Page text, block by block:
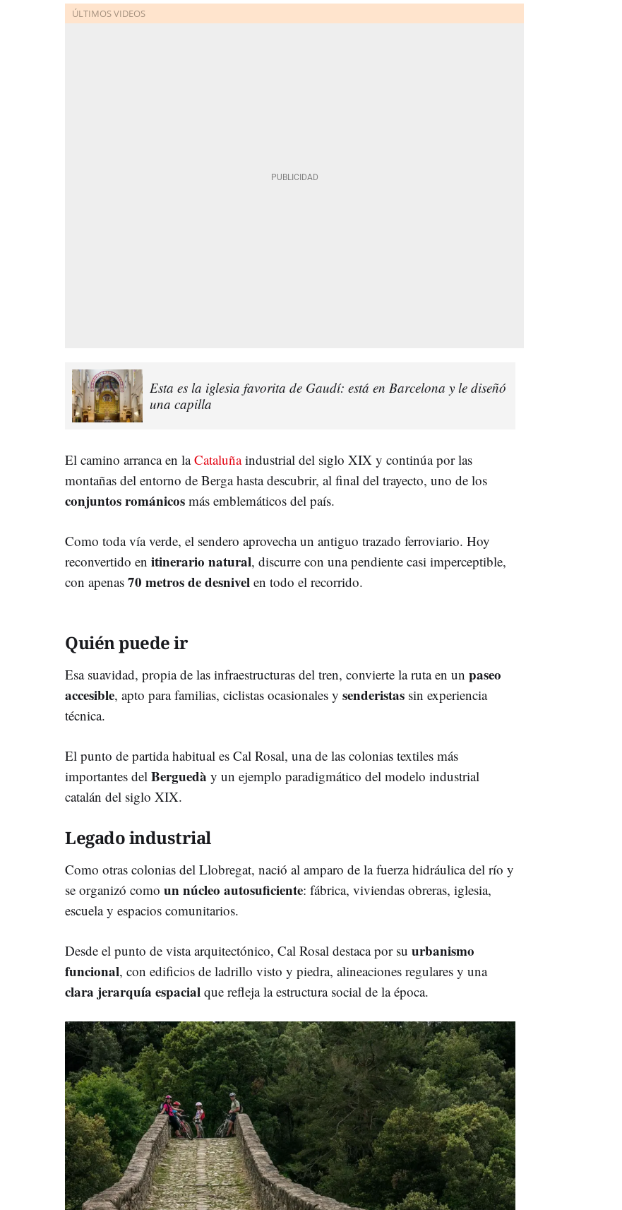
Esta es la iglesia favorita de Gaudí: está en Barcelona y le diseñó
una capilla
El camino arranca en laCataluñaindustrial del siglo XIX y continúa por las
montañas del entorno de Berga hasta descubrir, al final del trayecto, uno de los
conjuntos románicos más emblemáticos del país.
Como toda vía verde, el sendero aprovecha un antiguo trazado ferroviario. Hoy
reconvertido en itinerario natural, discurre con una pendiente casi imperceptible,
con apenas 70 metros de desnivel en todo el recorrido.
Quién puede ir
Esa suavidad, propia de las infraestructuras del tren, convierte la ruta en un paseo
accesible, apto para familias, ciclistas ocasionales y senderistas sin experiencia
técnica.
El punto de partida habitual es Cal Rosal, una de las colonias textiles más
importantes del Berguedà y un ejemplo paradigmático del modelo industrial
catalán del siglo XIX.
Legado industrial
Como otras colonias del Llobregat, nació al amparo de la fuerza hidráulica del río y
se organizó como un núcleo autosuficiente: fábrica, viviendas obreras, iglesia,
escuela y espacios comunitarios.
Desde el punto de vista arquitectónico, Cal Rosal destaca por su urbanismo
funcional, con edificios de ladrillo visto y piedra, alineaciones regulares y una
clara jerarquía espacial que refleja la estructura social de la época.